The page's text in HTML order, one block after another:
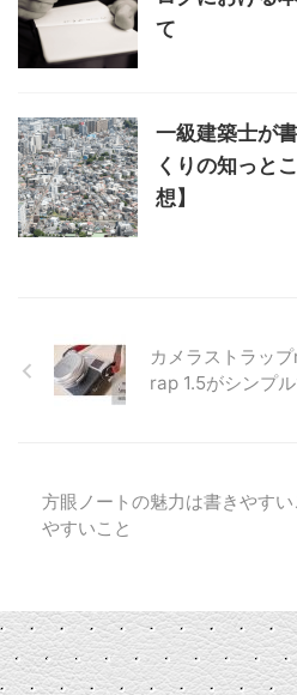
て
一級建築士が
くりの知っと
想】
カメラストラッ
rap 1.5がシンプ
方眼ノートの魅力は書きやす
やすいこと